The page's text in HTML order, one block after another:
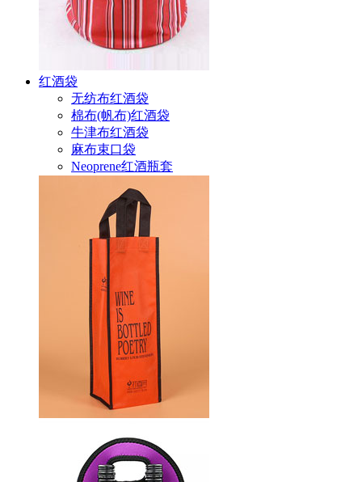
红酒袋
无纺布红酒袋
棉布(帆布)红酒袋
牛津布红酒袋
麻布束口袋
Neoprene红酒瓶套